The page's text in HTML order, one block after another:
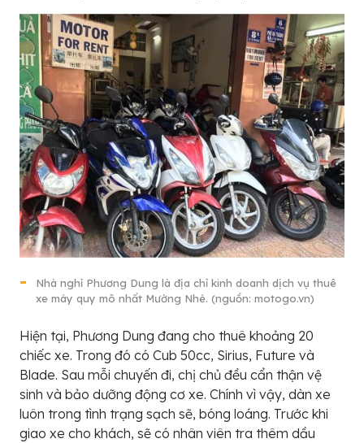
Nhà nghỉ Phương Dung là địa chỉ kinh doanh dịch vụ thuê
xe máy quy mô nhất Mường Nhé. (nguồn: motogo.vn)
Hiện tại, Phương Dung đang cho thuê khoảng 20
chiếc xe. Trong đó có Cub 50cc, Sirius, Future và
Blade. Sau mỗi chuyến đi, chị chủ đều cẩn thận vệ
sinh và bảo dưỡng động cơ xe. Chính vì vậy, dàn xe
luôn trong tình trạng sạch sẽ, bóng loáng. Trước khi
giao xe cho khách, sẽ có nhân viên tra thêm dầu